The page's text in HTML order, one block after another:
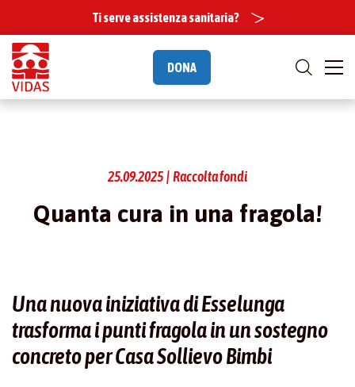
Ti serve assistenza sanitaria?
DONA
25.09.2025 | Raccolta fondi
Quanta cura in una fragola!
Una nuova iniziativa di Esselunga
trasforma i punti fragola in un sostegno
concreto per Casa Sollievo Bimbi